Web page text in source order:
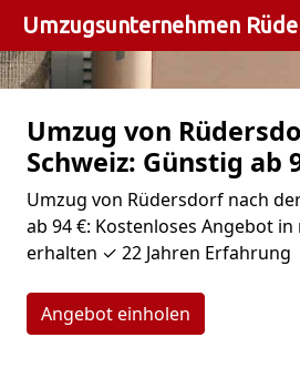
Umzugsunternehmen
Umzug von
Schweiz: Günstig ab
Umzug von Rüdersdorf nach
ab 94 €: Kostenloses Angebot
erhalten ✓ 22 Jahren Erfahrung
Angebot einholen